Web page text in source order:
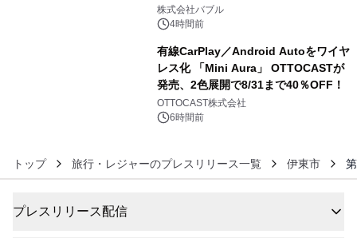
株式会社バブル
4時間前
有線CarPlay／Android Autoをワイヤ
レス化 「Mini Aura」 OTTOCASTが
発売、2色展開で8/31まで40％OFF！
OTTOCAST株式会社
6時間前
トップ 旅行・レジャーのプレスリリース一覧 伊東市
プレスリリース配信